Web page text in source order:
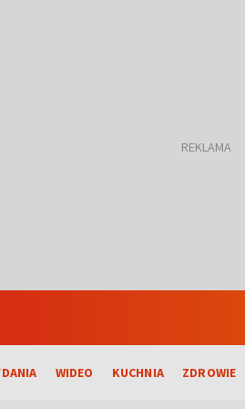
WIDEO KUCHNIA ZDROWIE